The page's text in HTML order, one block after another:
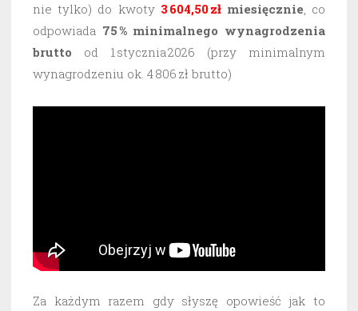
nie tylko) do kwoty 3 604,50 złmiesięcznie, co
odpowiada 75 % minimalnego wynagrodzenia
brutto od 1 stycznia 2026 (przy minimalnym
wynagrodzeniu ok. 4 806 zł brutto)
Za każdym razem gdy słyszę opowieść jak to